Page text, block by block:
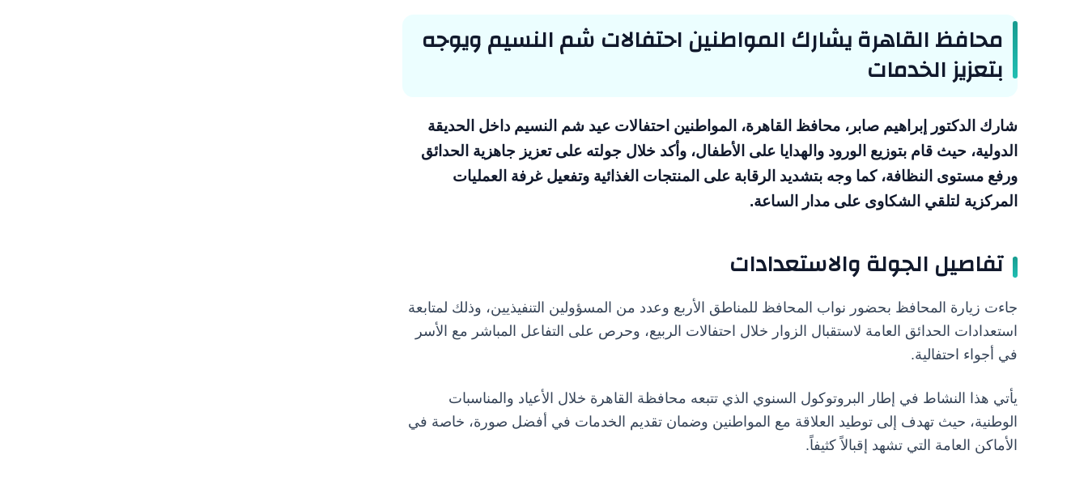
محافظ القاهرة يشارك المواطنين احتفالات شم النسيم ويوجه
بتعزيز الخدمات
شارك الدكتور إبراهيم صابر، محافظ القاهرة، المواطنين احتفالات عيد شم النسيم داخل الحديقة
الدولية، حيث قام بتوزيع الورود والهدايا على الأطفال، وأكد خلال جولته على تعزيز جاهزية الحدائق
ورفع مستوى النظافة، كما وجه بتشديد الرقابة على المنتجات الغذائية وتفعيل غرفة العمليات
المركزية لتلقي الشكاوى على مدار الساعة.
تفاصيل الجولة والاستعدادات
جاءت زيارة المحافظ بحضور نواب المحافظ للمناطق الأربع وعدد من المسؤولين التنفيذيين، وذلك لمتابعة
استعدادات الحدائق العامة لاستقبال الزوار خلال احتفالات الربيع، وحرص على التفاعل المباشر مع الأسر
في أجواء احتفالية.
يأتي هذا النشاط في إطار البروتوكول السنوي الذي تتبعه محافظة القاهرة خلال الأعياد والمناسبات
الوطنية، حيث تهدف إلى توطيد العلاقة مع المواطنين وضمان تقديم الخدمات في أفضل صورة، خاصة في
الأماكن العامة التي تشهد إقبالاً كثيفاً.